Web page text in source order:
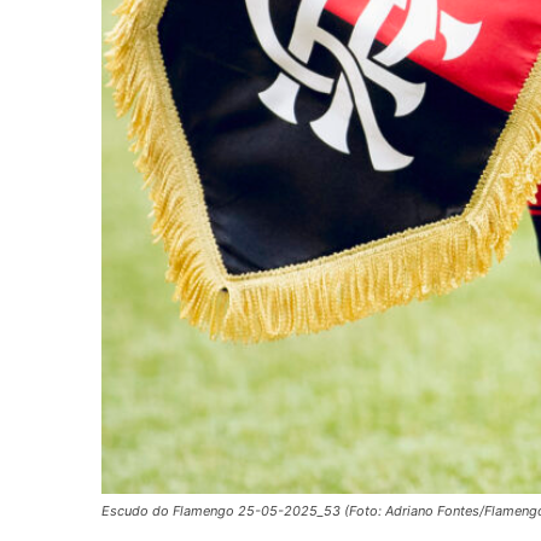
Escudo do Flamengo 25-05-2025_53 (Foto: Adriano Fontes/